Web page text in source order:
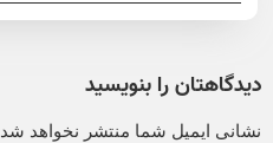
دیدگاهتان را بنویسید
نشانی ایمیل شما منتشر نخواهد شد.